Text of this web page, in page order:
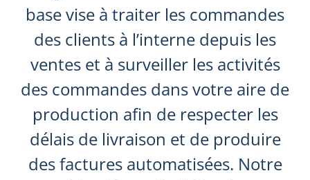
base vise à traiter les commandes
des clients à l’interne depuis les
ventes et à surveiller les activités
des commandes dans votre aire de
production afin de respecter les
délais de livraison et de produire
des factures automatisées. Notre